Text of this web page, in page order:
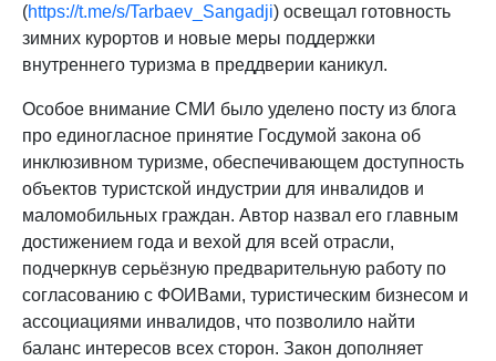
(https://t.me/s/Tarbaev_Sangadji) освещал готовность
зимних курортов и новые меры поддержки
внутреннего туризма в преддверии каникул.
Особое внимание СМИ было уделено посту из блога
про единогласное принятие Госдумой закона об
инклюзивном туризме, обеспечивающем доступность
объектов туристской индустрии для инвалидов и
маломобильных граждан. Автор назвал его главным
достижением года и вехой для всей отрасли,
подчеркнув серьёзную предварительную работу по
согласованию с ФОИВами, туристическим бизнесом и
ассоциациями инвалидов, что позволило найти
баланс интересов всех сторон. Закон дополняет